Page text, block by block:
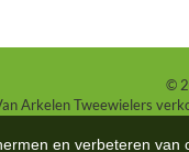
©
Arkelen Tweewielers
en verbeteren